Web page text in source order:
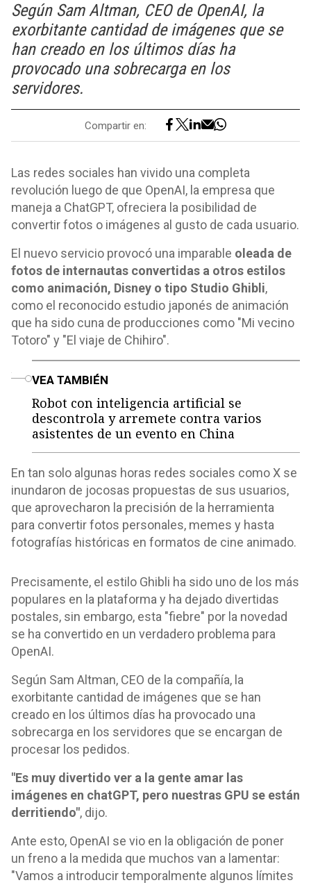
Según Sam Altman, CEO de OpenAI, la
exorbitante cantidad de imágenes que se
han creado en los últimos días ha
provocado una sobrecarga en los
servidores.
Compartir en:
Las redes sociales han vivido una completa
revolución luego de que OpenAI, la empresa que
maneja a ChatGPT, ofreciera la posibilidad de
convertir fotos o imágenes al gusto de cada usuario.
El nuevo servicio provocó una imparable oleada de
fotos de internautas convertidas a otros estilos
como animación, Disney o tipo Studio Ghibli,
como el reconocido estudio japonés de animación
que ha sido cuna de producciones como "Mi vecino
Totoro" y "El viaje de Chihiro".
VEA TAMBIÉN
Robot con inteligencia artificial se
descontrola y arremete contra varios
asistentes de un evento en China
En tan solo algunas horas redes sociales como X se
inundaron de jocosas propuestas de sus usuarios,
que aprovecharon la precisión de la herramienta
para convertir fotos personales, memes y hasta
fotografías históricas en formatos de cine animado.
Precisamente, el estilo Ghibli ha sido uno de los más
populares en la plataforma y ha dejado divertidas
postales, sin embargo, esta "fiebre" por la novedad
se ha convertido en un verdadero problema para
OpenAI.
Según Sam Altman, CEO de la compañía, la
exorbitante cantidad de imágenes que se han
creado en los últimos días ha provocado una
sobrecarga en los servidores que se encargan de
procesar los pedidos.
"Es muy divertido ver a la gente amar las
imágenes en chatGPT, pero nuestras GPU se están
derritiendo", dijo.
Ante esto, OpenAI se vio en la obligación de poner
un freno a la medida que muchos van a lamentar:
"Vamos a introducir temporalmente algunos límites